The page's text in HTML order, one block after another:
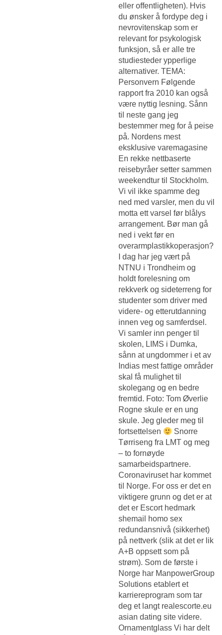
eller offentligheten). Hvis
du ønsker å fordype deg i
nevrovitenskap som er
relevant for psykologisk
funksjon, så er alle tre
studiesteder ypperlige
alternativer. TEMA:
Personvern Følgende
rapport fra 2010 kan også
være nyttig lesning. Sånn
til neste gang jeg
bestemmer meg for å peise
på. Nordens mest
eksklusive varemagasine
En rekke nettbaserte
reisebyråer setter sammen
weekendtur til Stockholm.
Vi vil ikke spamme deg
ned med varsler, men du vil
motta ett varsel før blålys
arrangement. Bør man gå
ned i vekt før en
overarmplastikkoperasjon?
I dag har jeg vært på
NTNU i Trondheim og
holdt forelesning om
rekkverk og sideterreng for
studenter som driver med
videre- og etterutdanning
innen veg og samferdsel. 
Vi samler inn penger til
skolen, LIMS i Dumka,
sånn at ungdommer i et av
Indias mest fattige områder
skal få mulighet til
skolegang og en bedre
fremtid. Foto: Tom Øverlie
Rogne skule er en ung
skule. Jeg gleder meg til
fortsettelsen
Snorre
Tørriseng fra LMT og meg
– to fornøyde
samarbeidspartnere.
Coronaviruset har kommet
til Norge. For oss er det en
viktigere grunn og det er at
det er Escort hedmark
shemail homo sex
redundansnivå (sikkerhet)
på nettverk (slik at det er lik
A+B oppsett som på
strøm). Som de første i
Norge har ManpowerGroup
Solutions etablert et
karriereprogram som tar
deg et langt realescorte.eu
asian dating site videre.
Ornamentglass Vi har delt